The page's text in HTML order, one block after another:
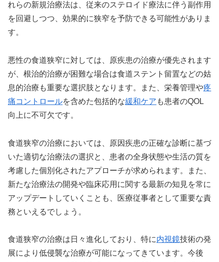
れらの新規治療法は、従来のステロイド療法に伴う副作用
を回避しつつ、効果的に狭窄を予防できる可能性がありま
す。
悪性の食道狭窄に対しては、原疾患の治療が優先されます
が、根治的治療が困難な場合は食道ステント留置などの姑
息的治療も重要な選択肢となります。また、栄養管理や疼
痛コントロールを含めた包括的な緩和ケア も患者のQOL
向上に不可欠です。
食道狭窄の治療においては、原因疾患の正確な診断に基づ
いた適切な治療法の選択と、患者の全身状態や生活の質を
考慮した個別化されたアプローチが求められます。また、
新たな治療法の開発や臨床応用に関する最新の知見を常に
アップデートしていくことも、医療従事者として重要な責
務といえるでしょう。
食道狭窄の治療は日々進化しており、特に内視鏡技術の発
展により低侵襲な治療が可能になってきています。今後